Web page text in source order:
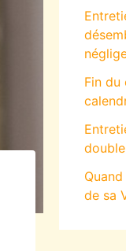
Fin du
de sa